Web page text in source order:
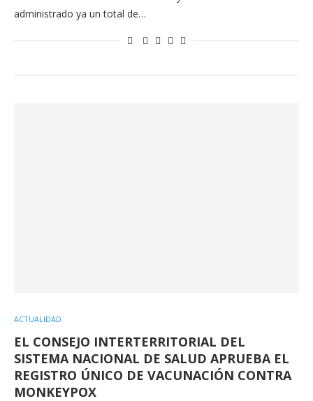
administrado ya un total de…
ACTUALIDAD
EL CONSEJO INTERTERRITORIAL DEL
SISTEMA NACIONAL DE SALUD APRUEBA EL
REGISTRO ÚNICO DE VACUNACIÓN CONTRA
MONKEYPOX